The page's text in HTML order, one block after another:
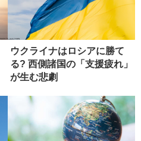
ウクライナはロシアに勝て
る? 西側諸国の「支援疲れ」
が生む悲劇